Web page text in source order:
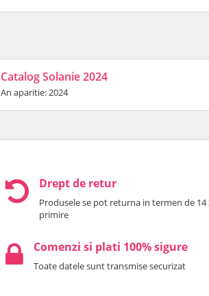
Catalog Solanie 2024
An aparitie: 2024
Drept de retur
Produsele se pot returna in termen de 14
primire
Comenzi si plati 100% sigure
Toate datele sunt transmise securizat